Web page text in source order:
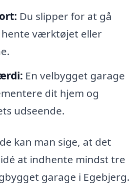
Du slipper for at gå
værktøjet eller
En velbygget garage
dit hjem og
udseende.
kan man sige, at det
at indhente mindst tre
garage i Egebjerg.